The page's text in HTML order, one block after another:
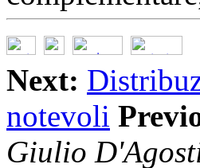
Next:
notevoli
Giulio